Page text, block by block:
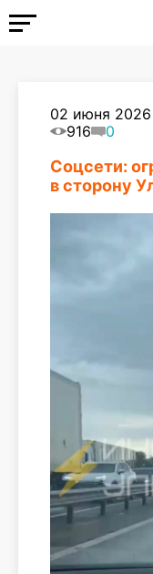
02 июня 2026
916
0
Соцсети:
в сторону